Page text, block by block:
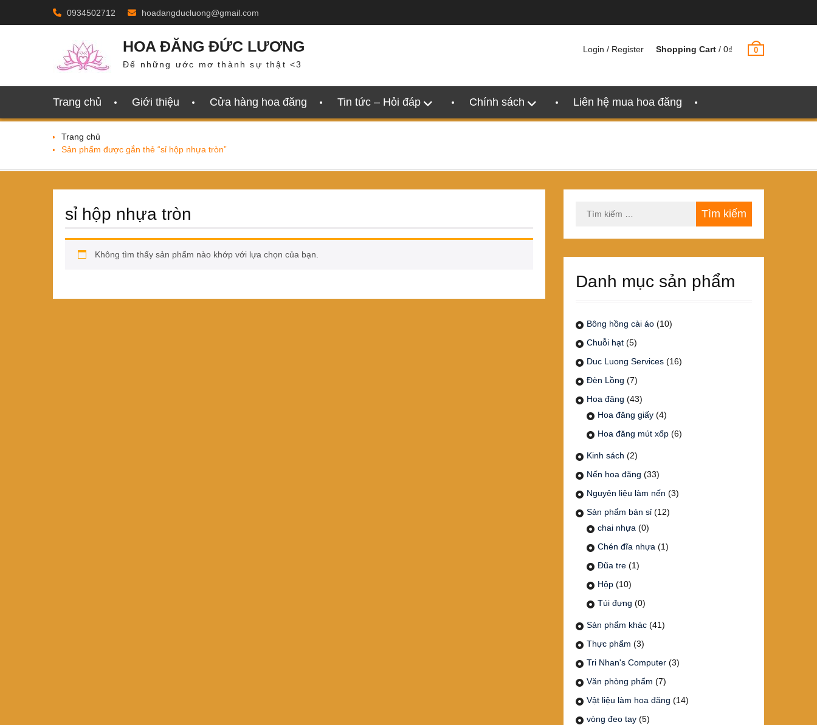
0934502712 hoadangducluong@gmail.com
HOA ĐĂNG ĐỨC LƯƠNG
Để những ước mơ thành sự thật <3
Login / Register Shopping Cart / 0₫ 0
Trang chủ Giới thiệu Cửa hàng hoa đăng Tin tức – Hỏi đáp Chính sách Liên hệ mua hoa đăng
Trang chủ
Sản phẩm được gắn thẻ “sỉ hộp nhựa tròn”
sỉ hộp nhựa tròn
Không tìm thấy sản phẩm nào khớp với lựa chọn của bạn.
kiếm
Danh mục sản phẩm
Bông hồng cài áo (10)
Chuỗi hạt (5)
Duc Luong Services (16)
Đèn Lồng (7)
Hoa đăng (43)
Hoa đăng giấy (4)
Hoa đăng mút xốp (6)
Kinh sách (2)
Nến hoa đăng (33)
Nguyên liệu làm nến (3)
Sản phẩm bán sỉ (12)
chai nhựa (0)
Chén đĩa nhựa (1)
Đũa tre (1)
Hộp (10)
Túi đựng (0)
Sản phẩm khác (41)
Thực phẩm (3)
Tri Nhan's Computer (3)
Văn phòng phẩm (7)
Vật liệu làm hoa đăng (14)
vòng đeo tay (5)